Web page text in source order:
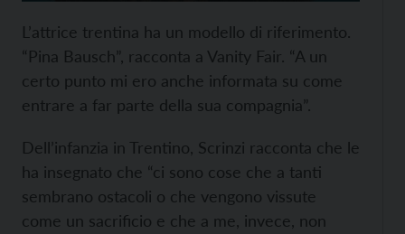
L’attrice trentina ha un modello di riferimento.
“Pina Bausch”, racconta a Vanity Fair. “A un
certo punto mi ero anche informata su come
entrare a far parte della sua compagnia”.
Dell’infanzia in Trentino, Scrinzi racconta che le
ha insegnato che “ci sono cose che a tanti
sembrano ostacoli o che vengono vissute
come un sacrificio e che a me, invece, non